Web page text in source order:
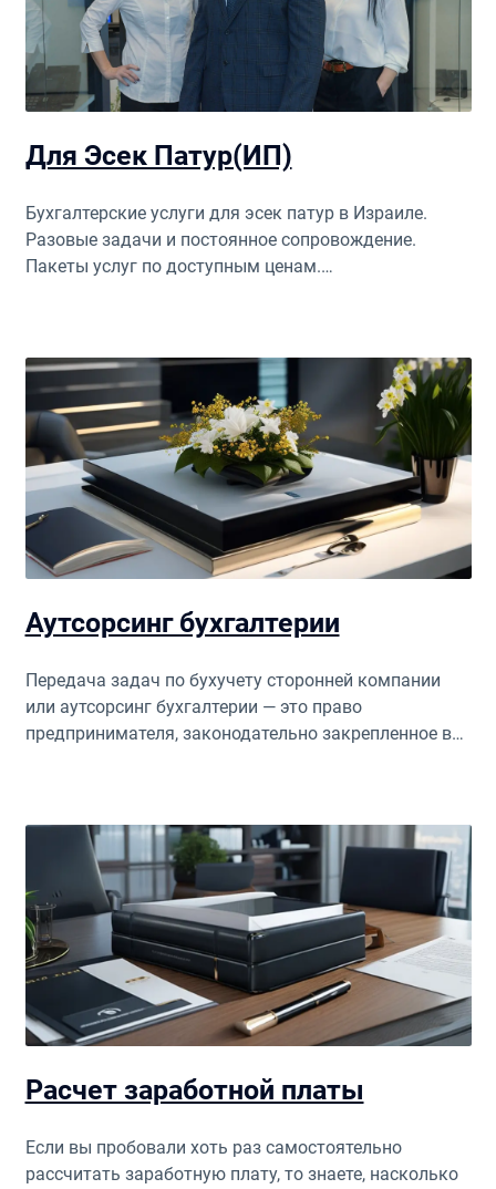
Для Эсек Патур(ИП)
Бухгалтерские услуги для эсек патур в Израиле.
Разовые задачи и постоянное сопровождение.
Пакеты услуг по доступным ценам.
Аутсорсинг бухгалтерии
Передача задач по бухучету сторонней компании
или аутсорсинг бухгалтерии — это право
предпринимателя, законодательно закрепленное в
Расчет заработной платы
Если вы пробовали хоть раз самостоятельно
рассчитать заработную плату, то знаете, насколько